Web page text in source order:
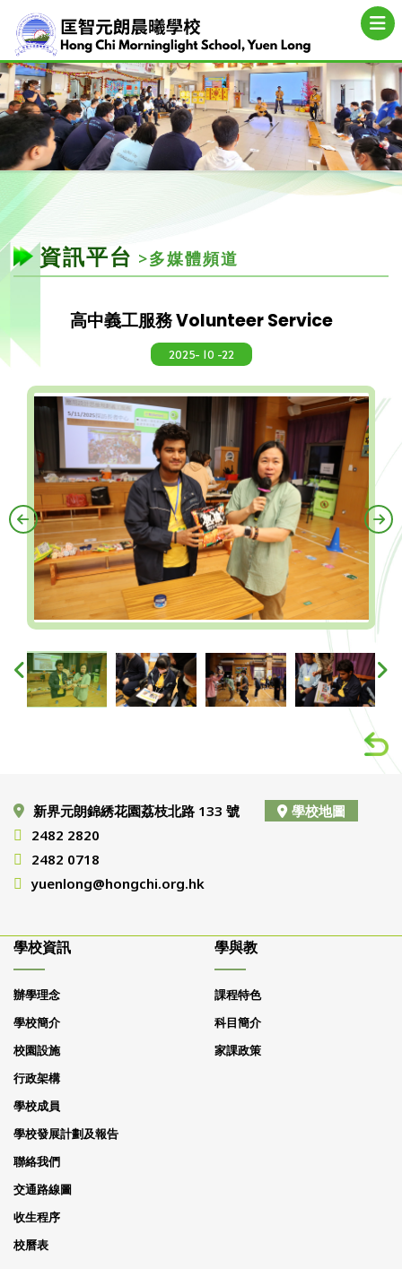
資訊平台 >多媒體頻道
高中義工服務 Volunteer Service
2025- 10 -22
新界元朗錦綉花園荔枝北路 133 號
學校地圖
2482 2820
2482 0718
yuenlong@hongchi.org.hk
學校資訊
辦學理念
學校簡介
校園設施
行政架構
學校成員
學校發展計劃及報告
聯絡我們
交通路線圖
收生程序
校曆表
學與教
課程特色
科目簡介
家課政策